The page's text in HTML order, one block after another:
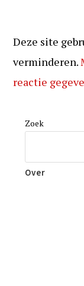
Deze site
verminderen.
reactie
Zoek
Over